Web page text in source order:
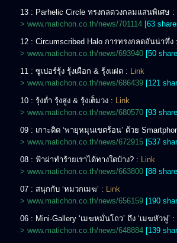
13 : Parhelic Circle ทรงกลดวงกลมแสนพิเศษ :
> www.matichon.co.th/news/701114 [63
12 : Circumscribed Halo การทรงกลดอันน่าทึ่ง :
> www.matichon.co.th/news/693940 [50
11 : ซูเปอร์รุ้ง รุ้งเผือก & รุ้งแฝด : Link
> www.matichon.co.th/news/686439 [121
10 : รุ้งต่ำ รุ้งสูง & รุ้งเต็มวง : Link
> www.matichon.co.th/news/680570 [93
09 : เกาะติด ‘พายุหมุนเขตร้อน’ ด้วย
> www.matichon.co.th/news/672915 [537
08 : ฟ้าผ่าทำร้ายเราได้ทางใดบ้าง? : Link
> www.matichon.co.th/news/663800 [88
07 : สนุกกับ ‘หมวกเมฆ’ : Link
> www.matichon.co.th/news/656159 [190
06 : Mini-Gallery ‘เมฆหมั่นโถว’ ถึง ‘เมฆหัวฟู’ :
> www.matichon.co.th/news/648884 [139